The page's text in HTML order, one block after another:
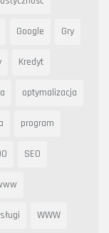
Google Gry
Kredyt
optymalizacja
program
SEO
WWW